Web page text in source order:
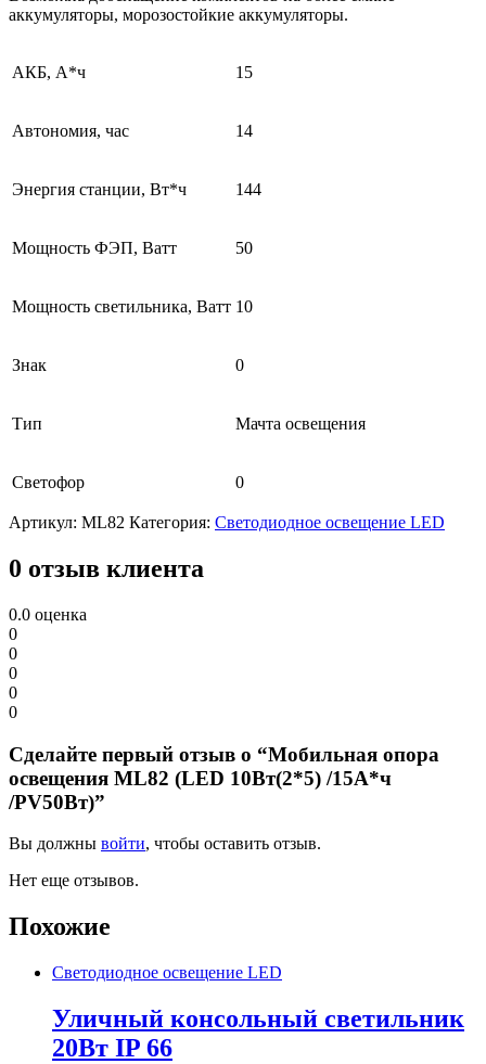
аккумуляторы, морозостойкие аккумуляторы.
АКБ, А*ч 15
Автономия, час 14
Энергия станции, Вт*ч 144
Мощность ФЭП, Ватт 50
Мощность светильника, Ватт 10
Знак 0
Тип Мачта освещения
Светофор 0
Артикул: ML82 Категория: Светодиодное освещение LED
0 отзыв клиента
0.0 оценка
0
0
0
0
0
Сделайте первый отзыв о “Мобильная опора
освещения ML82 (LED 10Вт(2*5) /15А*ч
/PV50Вт)”
Вы должны войти, чтобы оставить отзыв.
Нет еще отзывов.
Похожие
Светодиодное освещение LED
Уличный консольный светильник
20Вт IP 66